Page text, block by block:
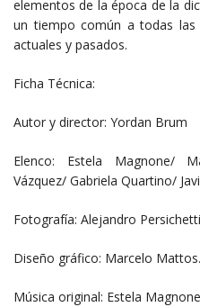
elementos de la época de la
un tiempo común a todas las
actuales y pasados.
Ficha Técnica:
Autor y director: Yordan Brum
Elenco: Estela Magnone/
Vázquez/ Gabriela Quartino/
Fotografía: Alejandro Persichetti
Diseño gráfico: Marcelo Mattos.
Música original: Estela